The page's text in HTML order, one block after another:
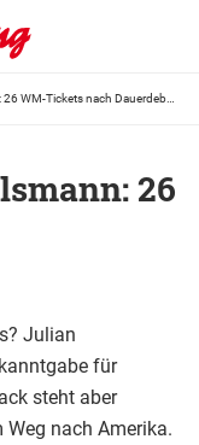
26
Julian
für
steht aber
nach Amerika.